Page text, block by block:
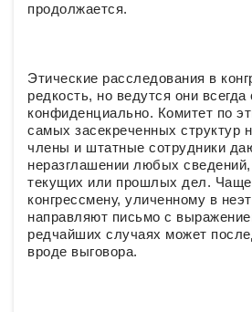
продолжается.
Этические расследования в
редкость, но ведутся они всегда
конфиденциально. Комитет по
самых засекреченных структур
члены и штатные сотрудники
неразглашении любых
текущих или прошлых дел. Чаще
конгрессмену, уличенному в
направляют письмо с
редчайших случаях может
вроде выговора.